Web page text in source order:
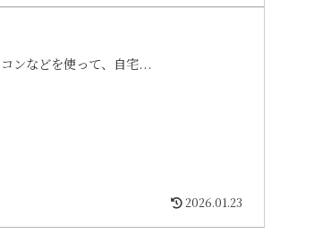
ンなどを使って、自宅...
2026.01.23